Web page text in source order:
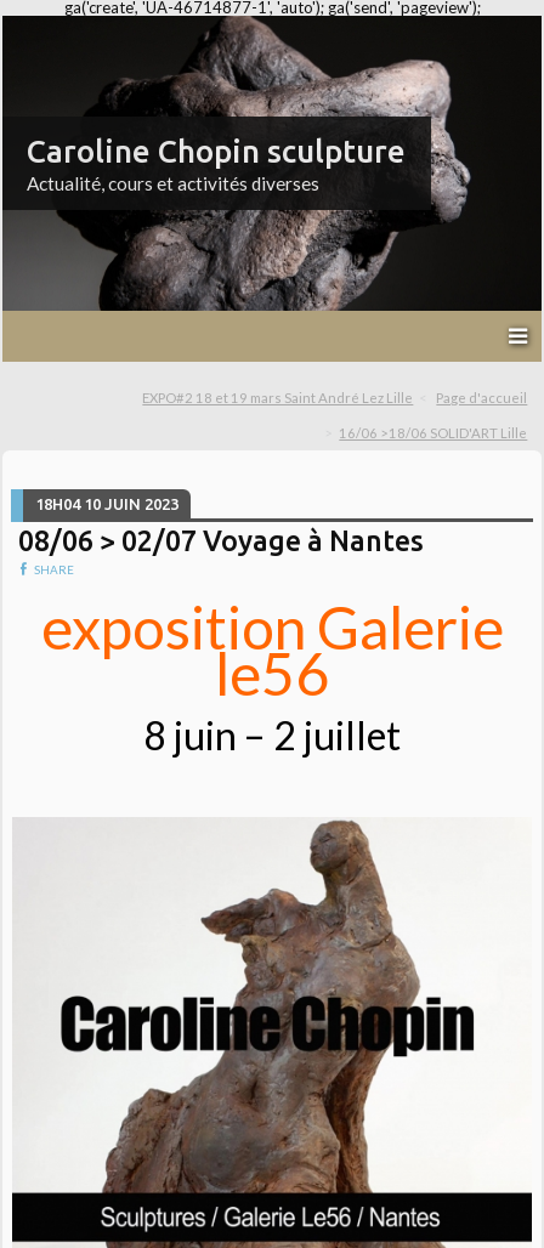
ga('create', 'UA-46714877-1', 'auto'); ga('send', 'pageview');
Caroline Chopin sculpture
Actualité, cours et activités diverses
EXPO#2 18 et 19 mars Saint André Lez Lille Page d'accueil
16/06 >18/06 SOLID'ART Lille
18H04 10 JUIN 2023
08/06 > 02/07 Voyage à Nantes
SHARE
exposition Galerie
le56
8 juin – 2 juillet